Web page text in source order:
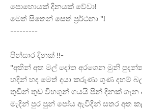
පොහොයක් දිනයක් වේවා!
මෙත් සිතෙන් සෙත් ප්රර්ථනා "!
---------
පින්සාර දිනක් !!-
"අතින් අත මල් දෝත අරගෙන මුනි
හදින් හද මෙත් දයා කරුණා ගුණ දහම්
තුඩින් තුඩ විහගුන් ගයයි පින් දිනක් ගැන
මැදින් පුර පුන් පෝය ඇවිදින් සතර අත